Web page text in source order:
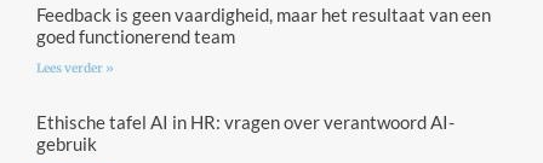
Feedback is geen vaardigheid, maar het resultaat van een
goed functionerend team
Lees verder »
Ethische tafel AI in HR: vragen over verantwoord AI-
gebruik